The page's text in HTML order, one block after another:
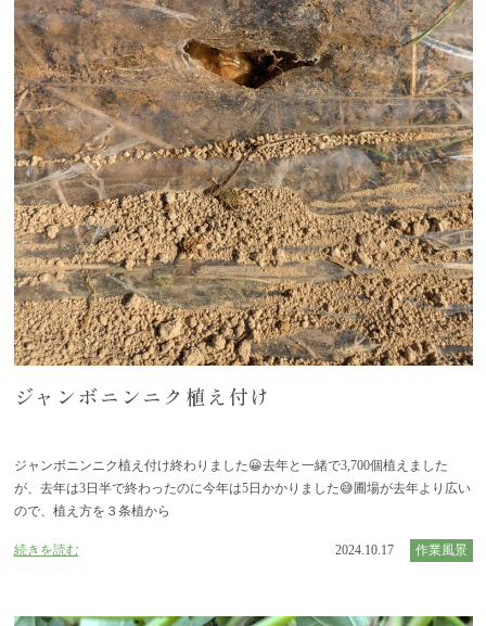
ジャンボニンニク植え付け
ジャンボニンニク植え付け終わりました😀去年と一緒で3,700個植えました
が、去年は3日半で終わったのに今年は5日かかりました😅圃場が去年より広い
ので、植え方を３条植から
続きを読む 2024.10.17 作業風景